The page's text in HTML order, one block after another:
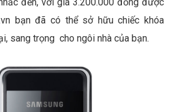
bạn đã có thể sở hữu chiếc khóa
sang trọng cho ngôi nhà của bạn.